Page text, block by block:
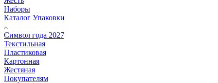
Наборы
Каталог Упаковки
Символ года 2027
Текстильная
Пластиковая
Картонная
Жестяная
Покупателям